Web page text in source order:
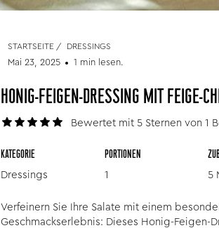
STARTSEITE / DRESSINGS
Mai 23, 2025 1 min lesen.
HONIG-FEIGEN-DRESSING MIT FEIGE-
Bewertet mit 5 Sternen von 1
KATEGORIE
Dressings
PORTIONEN
1
5
Verfeinern Sie Ihre Salate mit einem
Geschmackserlebnis: Dieses Honig-Feigen-